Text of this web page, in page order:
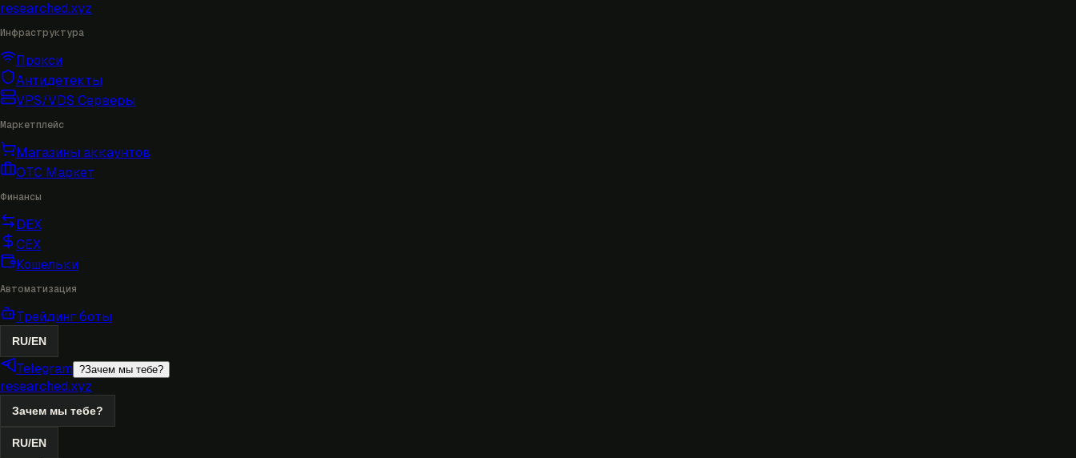
researched.xyz
Инфраструктура
Прокси
Антидетекты
VPS/VDS Серверы
Маркетплейс
Магазины аккаунтов
OTC Маркет
Финансы
DEX
CEX
Кошельки
Автоматизация
Трейдинг боты
RU/EN
Telegram ?Зачем мы тебе?
researched.xyz
Зачем мы тебе?
RU/EN